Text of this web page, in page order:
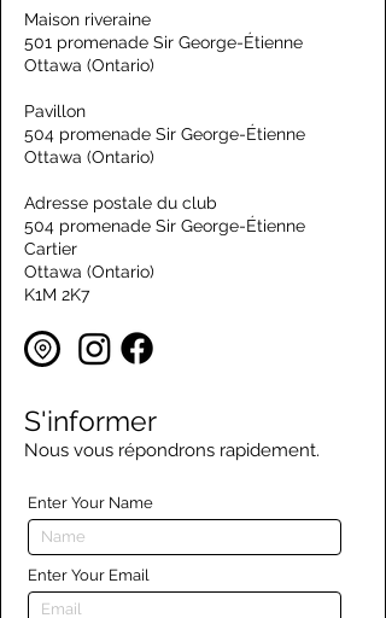
Maison riveraine
501 promenade Sir George-Étienne
Ottawa (Ontario)
Pavillon
504 promenade Sir George-Étienne
Ottawa (Ontario)
Adresse postale du club
504 promenade Sir George-Étienne
Cartier
Ottawa (Ontario)
K1M 2K7
S'informer
Nous vous répondrons rapidement.
Enter Your Name
Enter Your Email